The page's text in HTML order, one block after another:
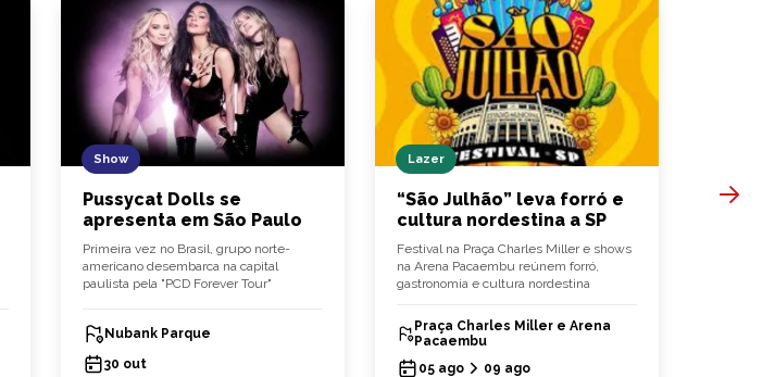
Show
Pussycat Dolls se
apresenta em São Paulo
Primeira vez no Brasil, grupo norte-
americano desembarca na capital
paulista pela "PCD Forever Tour"
Nubank Parque
30 out
Lazer
“São Julhão” leva forró e
cultura nordestina a SP
Festival na Praça Charles Miller e shows
na Arena Pacaembu reúnem forró,
gastronomia e cultura nordestina
Praça Charles Miller e Arena
Pacaembu
05 ago
09 ago